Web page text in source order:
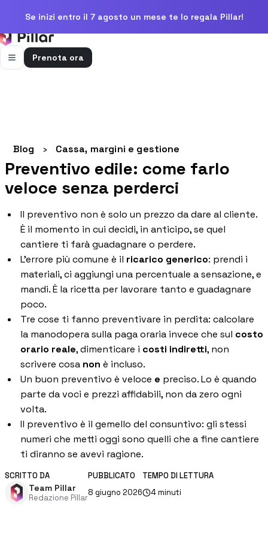
Se inizi entro il 7 agosto un mese te lo regala Pillar!
Prenota ora
Cassa, uscite e previsioni in una vista
Gestione bolle e rapportini
Bolle e rapportini dal cantiere
Fatturazione
Fatture attive e passive con scadenze
Preventivi
Dal computo al preventivo pronto
Gestione commessa
Margini, costi e ore per commessa
Procurement
Fornitori e ordini in un solo hub
Sicurezza
Verifica documentale automatica per i tuoi cantieri
Calcolatori e strumenti gratuiti per la tua impresa
Blog › Cassa, margini e gestione
Preventivo edile: come farlo
veloce senza perderci
Il preventivo non è solo un prezzo da dare al cliente.
È il momento in cui decidi, in anticipo, se quel
cantiere ti farà guadagnare o perdere.
L'errore più comune è il ricarico generico: prendi i
materiali, ci aggiungi una percentuale a sensazione, e
mandi. È la ricetta per lavorare tanto e guadagnare
poco.
Tre cose ti fanno preventivare in perdita: calcolare
la manodopera sulla paga oraria invece che sul costo
orario reale, dimenticare i costi indiretti, non
scrivere cosa non è incluso.
Un buon preventivo è veloce e preciso. Lo è quando
parte da voci e prezzi affidabili, non da zero ogni
volta.
Il preventivo è il gemello del consuntivo: gli stessi
numeri che metti oggi sono quelli che a fine cantiere
ti diranno se avevi ragione.
SCRITTO DA
Team Pillar
Redazione Pillar
PUBBLICATO
8 giugno 2026
TEMPO DI LETTURA
4minuti